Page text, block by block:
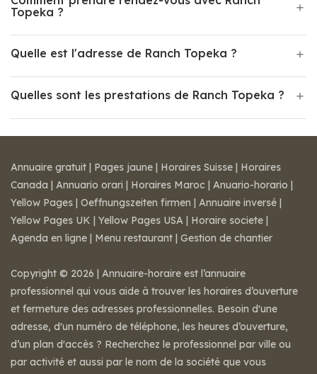
Topeka ?
Quelle est l'adresse de Ranch Topeka ?
Quelles sont les prestations de Ranch Topeka ?
Annuaire gratuit | Pages jaune | Horaires Suisse | Horaires
Canada | Annuario orari | Horaires Maroc | Anuario-horario |
Yellow Pages | Oeffnungszeiten firmen | Annuaire inversé |
Yellow Pages UK | Yellow Pages USA | Horaire societe |
Agenda en ligne | Menu restaurant | Gestion de chantier
Copyright © 2026 | Annuaire-horaire est l’annuaire
professionnel qui vous aide à trouver les horaires d’ouverture
et fermeture des adresses professionnelles. Besoin d'une
adresse, d'un numéro de téléphone, les heures d’ouverture,
d’un plan d'accès ? Recherchez le professionnel par ville ou
par activité et aussi par le nom de la société que vous